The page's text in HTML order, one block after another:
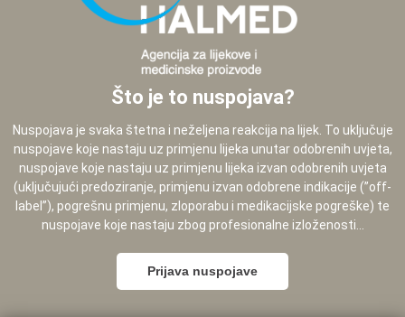
Što je to nuspojava?
Nuspojava je svaka štetna i neželjena reakcija na lijek. To uključuje
nuspojave koje nastaju uz primjenu lijeka unutar odobrenih uvjeta,
nuspojave koje nastaju uz primjenu lijeka izvan odobrenih uvjeta
(uključujući predoziranje, primjenu izvan odobrene indikacije (”off-
label”), pogrešnu primjenu, zloporabu i medikacijske pogreške) te
nuspojave koje nastaju zbog profesionalne izloženosti...
Prijava nuspojave